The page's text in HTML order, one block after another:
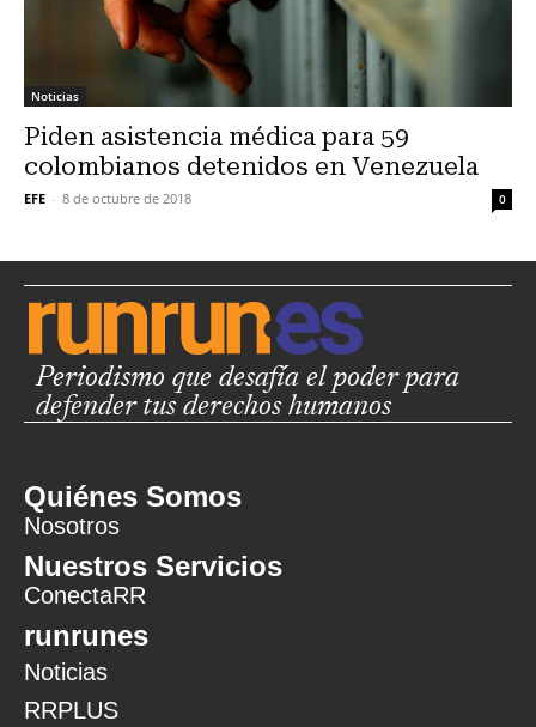
Noticias
Piden asistencia médica para 59
colombianos detenidos en Venezuela
EFE - 8 de octubre de 2018 0
Periodismo que desafía el poder para
defender tus derechos humanos
Quiénes Somos
Nosotros
Nuestros Servicios
ConectaRR
runrunes
Noticias
RRPLUS